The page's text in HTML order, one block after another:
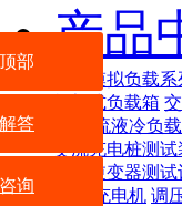
产品
智能模拟负载系
机架式负载箱
交/直流液冷负载
交流充电桩测试
光储逆变器测
充电机 调
部
答
询